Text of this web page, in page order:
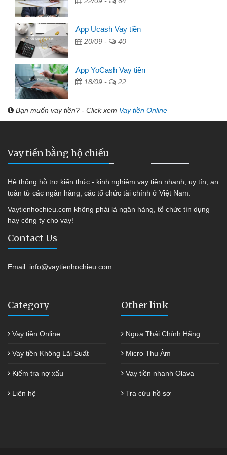
App Ucash Vay tiền
20/09 - 40
App YoCash Vay tiền
18/09 - 22
Bạn muốn vay tiền? - Click xem Vay tiền Online
Vay tiền bằng hộ chiếu
Hệ thống hỗ trợ kiến thức - kinh nghiệm vay tiền nhanh, uy tín, an
toàn từ các ngân hàng, các tổ chức tài chính ở Việt Nam.
Vaytienhochieu.com không phải là ngân hàng, tổ chức tín dụng
hay công ty cho vay!
Contact Us
Email: info@vaytienhochieu.com
Category
Vay tiền Online
Vay tiền Không Lãi Suất
Kiểm tra nợ xấu
Liên hệ
Other link
Ngựa Thái Chính Hãng
Micro Thu Âm
Vay tiền nhanh Olava
Tra cứu hồ sơ